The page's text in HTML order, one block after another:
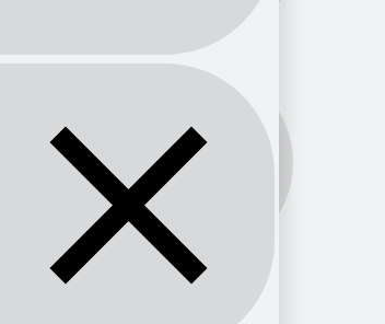
Frecuencia:
101.5